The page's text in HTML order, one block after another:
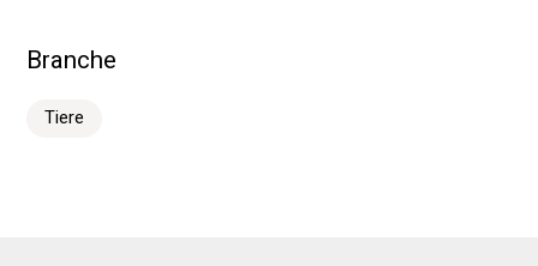
Branche
Tiere